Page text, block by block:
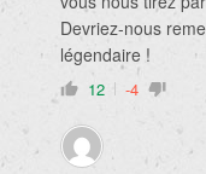
Devriez-nous
légendaire !
12 -4